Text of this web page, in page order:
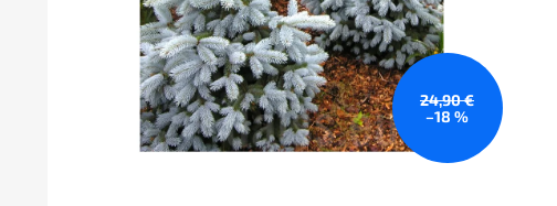
24,90 €
–18 %